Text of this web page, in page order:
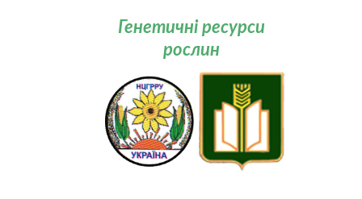
Генетичні ресурси
рослин